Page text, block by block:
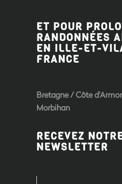
ET POUR
RANDONNÉES
EN ILLE-ET-
FRANCE
Bretagne/Côte d'Armor
Morbihan
RECEVEZ
NEWSLETTER